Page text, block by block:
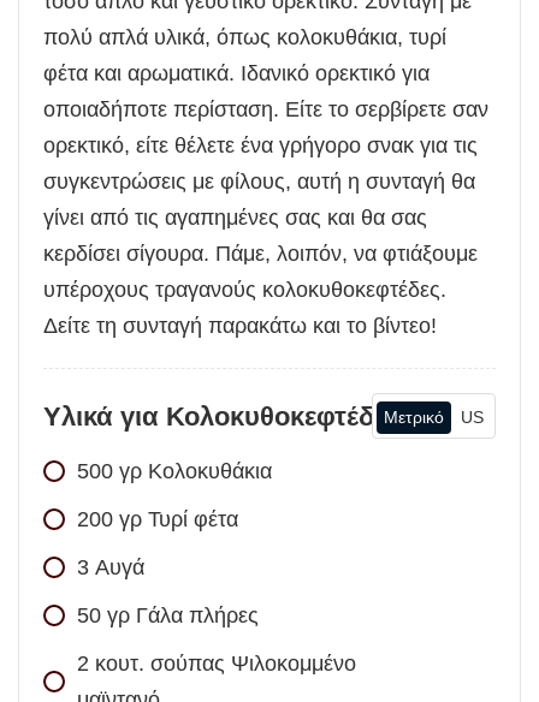
πολύ απλά υλικά, όπως κολοκυθάκια, τυρί
φέτα και αρωματικά. Ιδανικό ορεκτικό για
οποιαδήποτε περίσταση. Είτε το σερβίρετε σαν
ορεκτικό, είτε θέλετε ένα γρήγορο σνακ για τις
συγκεντρώσεις με φίλους, αυτή η συνταγή θα
γίνει από τις αγαπημένες σας και θα σας
κερδίσει σίγουρα. Πάμε, λοιπόν, να φτιάξουμε
υπέροχους τραγανούς κολοκυθοκεφτέδες.
Δείτε τη συνταγή παρακάτω και το βίντεο!
Υλικά για ΚολοκυθοκεφτέδεςΜετρικό US
500 γρ Κολοκυθάκια
200 γρ Τυρί φέτα
3 Αυγά
50 γρ Γάλα πλήρες
2 κουτ. σούπας Ψιλοκομμένο